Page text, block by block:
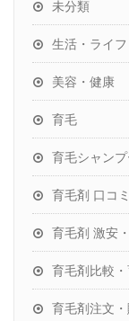
未分類
生活・ライフ
美容・健康
育毛
育毛シャン
育毛剤 口コ
育毛剤 激安
育毛剤比較
育毛剤注文